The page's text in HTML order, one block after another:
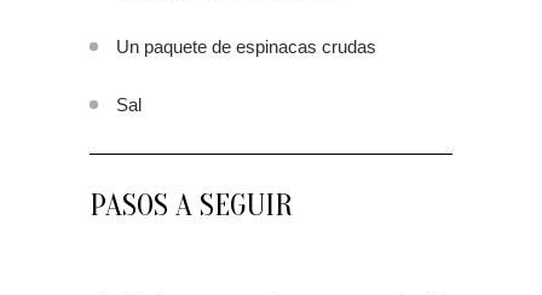
Un paquete de espinacas crudas
Sal
PASOS A SEGUIR